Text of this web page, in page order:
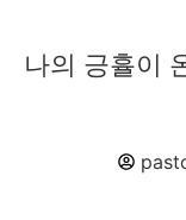
나의 긍휼이